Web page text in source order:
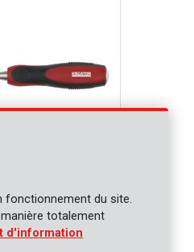
fonctionnement du site.
totalement
d'information